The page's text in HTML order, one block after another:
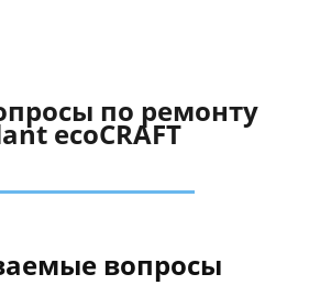
по ремонту
ecoCRAFT
вопросы